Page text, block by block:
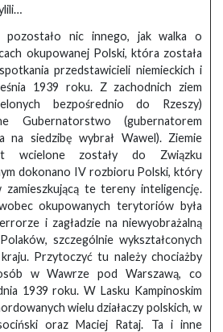
pozostało nic innego, jak walka o
okupowanej Polski, która została
przedstawicieli niemieckich i
1939 roku. Z zachodnich ziem
bezpośrednio do Rzeszy)
Gubernatorstwo (gubernatorem
na siedzibę wybrał Wawel). Ziemie
wcielone zostały do Związku
dokonano IV rozbioru Polski, który
zamieszkującą te tereny inteligencję.
okupowanych terytoriów była
i zagładzie na niewyobrażalną
szczególnie wykształconych
Przytoczyć tu należy chociażby
w Wawrze pod Warszawą, co
1939 roku. W Lasku Kampinoskim
wielu działaczy polskich, w
oraz Maciej Rataj. Ta i inne